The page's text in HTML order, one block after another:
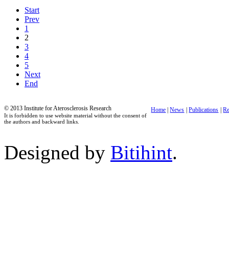
Start
Prev
1
2
3
4
5
Next
End
© 2013 Institute for Aterosclerosis Research
It is forbidden to use website material without the consent of
the authors and backward links.
Home |News |Publications |
Designed by Bitihint.